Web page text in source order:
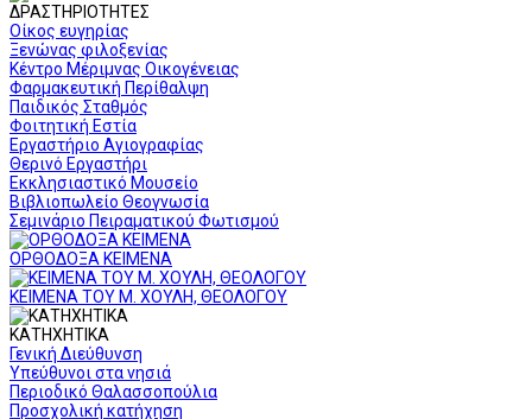
ΔΡΑΣΤΗΡΙΟΤΗΤΕΣ
Οίκος ευγηρίας
Ξενώνας φιλοξενίας
Κέντρο Μέριμνας Οικογένειας
Φαρμακευτική Περίθαλψη
Παιδικός Σταθμός
Φοιτητική Εστία
Εργαστήριο Αγιογραφίας
Θερινό Εργαστήρι
Εκκλησιαστικό Μουσείο
Βιβλιοπωλείο Θεογνωσία
Σεμινάριο Πειραματικού Φωτισμού
ΟΡΘΟΔΟΞΑ ΚΕΙΜΕΝΑ
ΚΕΙΜΕΝΑ ΤΟΥ Μ. ΧΟΥΛΗ, ΘΕΟΛΟΓΟΥ
ΚΑΤΗΧΗΤΙΚΑ
Γενική Διεύθυνση
Υπεύθυνοι στα νησιά
Περιοδικό Θαλασσοπούλια
Προσχολική κατήχηση